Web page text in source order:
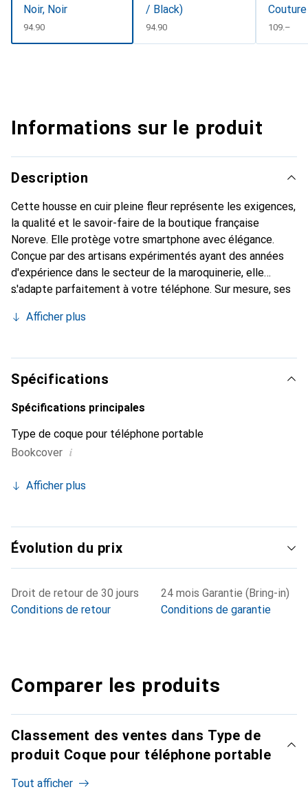
Noir, Noir
CHF
94.90
/ Black)
CHF
94.90
Couture
CHF
109.–
Informations sur le produit
Description
Cette housse en cuir pleine fleur représente les exigences,
la qualité et le savoir-faire de la boutique française
Noreve. Elle protège votre smartphone avec élégance.
Conçue par des artisans expérimentés ayant des années
d'expérience dans le secteur de la maroquinerie, elle
s'adapte parfaitement à votre téléphone. Sur mesure, ses
peau. Elle devient l'accessoire chic et indispensable pour
ses produits de haute qualité, la marque Noreve est un
choix fiable pour une clientèle exigeante.
Afficher plus
Spécifications
Spécifications principales
Type de coque pour téléphone portable
Bookcover i
Afficher plus
Évolution du prix
Droit de retour de 30 jours
Conditions de retour
24 mois Garantie (Bring-in)
Conditions de garantie
Comparer les produits
Classement des ventes dans Type de
produit Coque pour téléphone portable
Tout afficher